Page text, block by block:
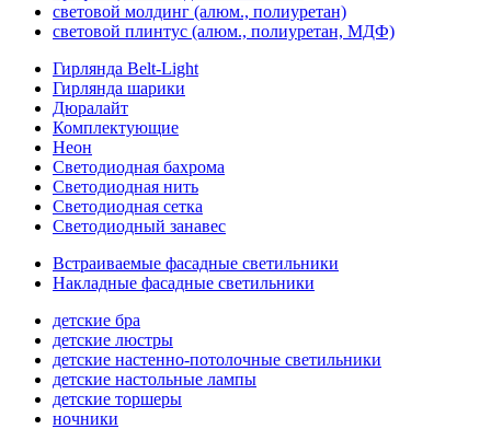
световой молдинг (алюм., полиуретан)
световой плинтус (алюм., полиуретан, МДФ)
Гирлянда Belt-Light
Гирлянда шарики
Дюралайт
Комплектующие
Неон
Светодиодная бахрома
Светодиодная нить
Светодиодная сетка
Светодиодный занавес
Встраиваемые фасадные светильники
Накладные фасадные светильники
детские бра
детские люстры
детские настенно-потолочные светильники
детские настольные лампы
детские торшеры
ночники